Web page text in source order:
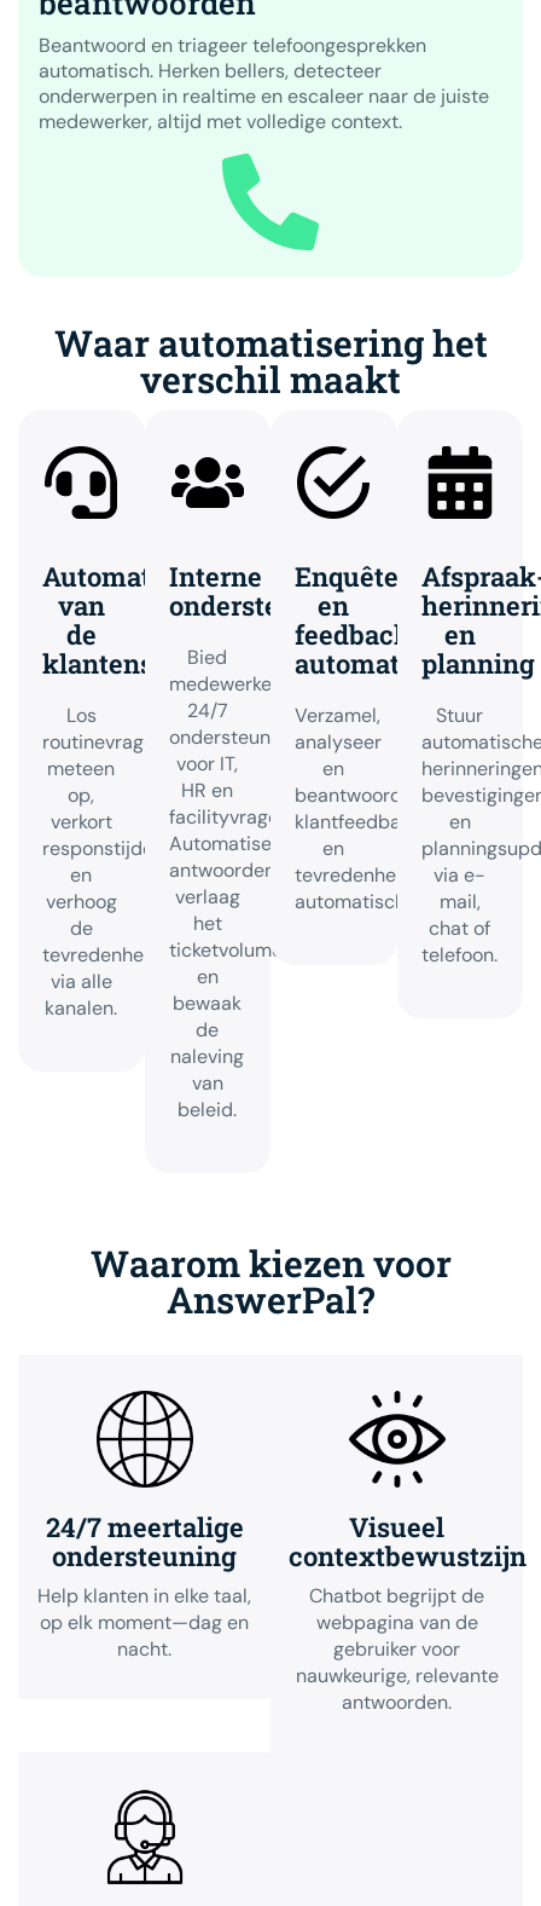
Beantwoord en triageer telefoongesprekken
automatisch. Herken bellers, detecteer
onderwerpen in realtime en escaleer naar de juiste
medewerker, altijd met volledige context.
Waar automatisering het
verschil maakt
Automatisering
van
de
klantenservice
Los
routinevragen
meteen
op,
verkort
responstijden
en
verhoog
de
tevredenheid
via alle
kanalen.
Interne
ondersteuning
Bied
medewerkers
24/7
ondersteuning
voor IT,
HR en
facilityvragen.
Automatiseer
antwoorden,
verlaag
het
ticketvolume
en
bewaak
de
naleving
van
beleid.
Enquête-
en
feedback-
automatisering
Verzamel,
analyseer
en
beantwoord
klantfeedback
en
tevredenheidsenquêtes
automatisch.
en
planning
Stuur
en
via e-
mail,
chat of
telefoon.
Waarom kiezen voor
AnswerPal?
24/7 meertalige
ondersteuning
Help klanten in elke taal,
op elk moment—dag en
nacht.
Visueel
contextbewustzijn
Chatbot begrijpt de
webpagina van de
gebruiker voor
nauwkeurige, relevante
antwoorden.